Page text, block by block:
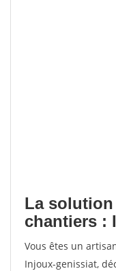
La
chantiers :
Vous êtes un
Injoux-genissiat,